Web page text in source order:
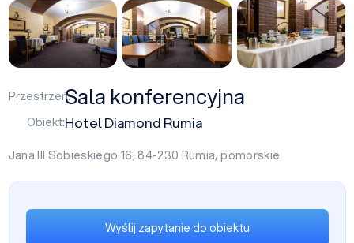
Przestrzeń:Sala konferencyjna
Obiekt:Hotel Diamond Rumia
Jana III Sobieskiego 16, 84-230 Rumia,pomorskie
Wyślij zapytanie do obiektu